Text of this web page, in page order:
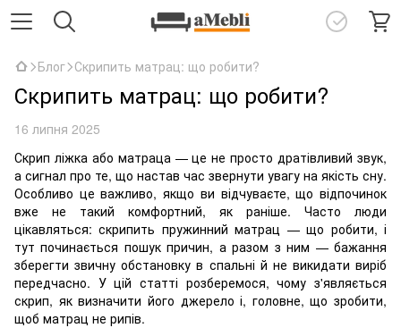
Блог Скрипить матрац: що робити?
Скрипить матрац: що робити?
16 липня 2025
Скрип ліжка або матраца — це не просто дратівливий звук,
а сигнал про те, що настав час звернути увагу на якість сну.
Особливо це важливо, якщо ви відчуваєте, що відпочинок
вже не такий комфортний, як раніше. Часто люди
цікавляться: скрипить пружинний матрац — що робити, і
тут починається пошук причин, а разом з ним — бажання
зберегти звичну обстановку в спальні й не викидати виріб
передчасно. У цій статті розберемося, чому з'являється
скрип, як визначити його джерело і, головне, що зробити,
щоб матрац не рипів.